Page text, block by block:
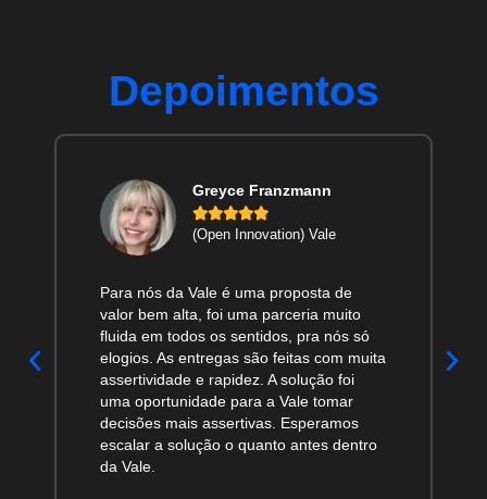
Depoimentos
Greyce Franzmann

(Open Innovation) Vale
Para nós da Vale é uma proposta de
valor bem alta, foi uma parceria muito
fluida em todos os sentidos, pra nós só
elogios. As entregas são feitas com muita
assertividade e rapidez. A solução foi
uma oportunidade para a Vale tomar
decisões mais assertivas. Esperamos
escalar a solução o quanto antes dentro
da Vale.